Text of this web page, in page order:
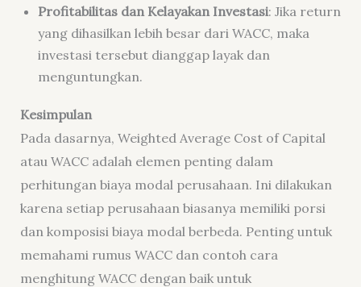
Profitabilitas dan Kelayakan Investasi: Jika return
yang dihasilkan lebih besar dari WACC, maka
investasi tersebut dianggap layak dan
menguntungkan.
Kesimpulan
Pada dasarnya, Weighted Average Cost of Capital
atau WACC adalah elemen penting dalam
perhitungan biaya modal perusahaan. Ini dilakukan
karena setiap perusahaan biasanya memiliki porsi
dan komposisi biaya modal berbeda. Penting untuk
memahami rumus WACC dan contoh cara
menghitung WACC dengan baik untuk